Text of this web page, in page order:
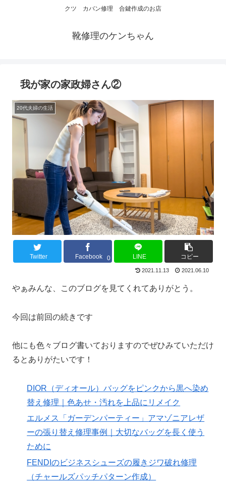
クツ カバン修理 合鍵作成のお店
靴修理のケンちゃん
我が家の家政婦さん②
20代夫婦の生活
Twitter Facebook 0 LINE コピー
2021.11.13 2021.06.10
やぁみんな、このブログを見てくれてありがとう。
今回は前回の続きです
他にも色々ブログ書いておりますのでぜひみていただけ
るとありがたいです！
DIOR（ディオール）バッグをピンクから黒へ染め
替え修理｜色あせ・汚れを上品にリメイク
エルメス「ガーデンパーティー」アマゾニアレザ
ーの張り替え修理事例｜大切なバッグを長く使う
ために
FENDIのビジネスシューズの履きジワ破れ修理
（チャールズパッチパターン作成）